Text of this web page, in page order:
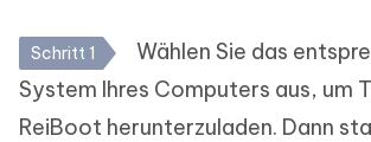
Schritt 1
Wählen Sie das
System Ihres Computers aus, um
ReiBoot herunterzuladen. Dann